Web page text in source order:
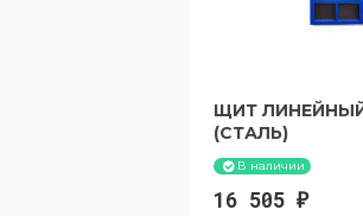
ЩИТ ЛИНЕЙНЫЙ
(СТАЛЬ)
В наличии
16 505 ₽